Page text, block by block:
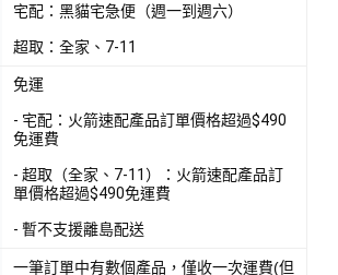
宅配：黑貓宅急便（週一到週六）
超取：全家、7-11
免運
- 宅配：火箭速配產品訂單價格超過$490
免運費
- 超取（全家、7-11）：火箭速配產品訂
單價格超過$490免運費
- 暫不支援離島配送
一筆訂單中有數個產品，僅收一次運費(但